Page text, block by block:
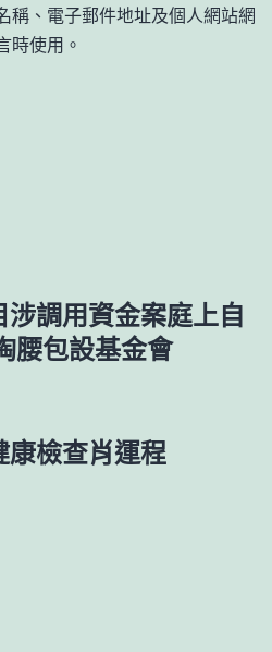
稱、電子郵件地址及個人網站網
時使用。
調用資金案庭上自
腰包設基金會
康檢查肖運程